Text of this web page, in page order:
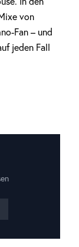
von
Fan – und
jeden Fall